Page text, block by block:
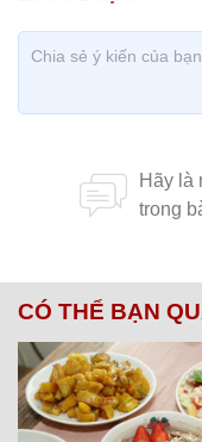
CÓ THỂ BẠN